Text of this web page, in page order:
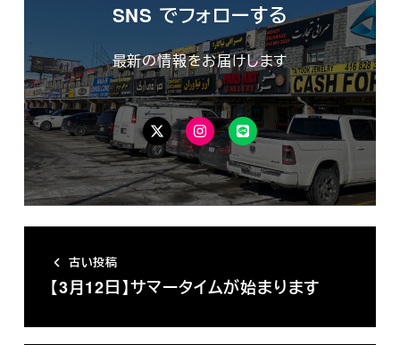
SNS でフォローする
最新の情報をお届けします
TwitterInstagram
LINE
古い投稿
【3月12日】サマータイムが始まります